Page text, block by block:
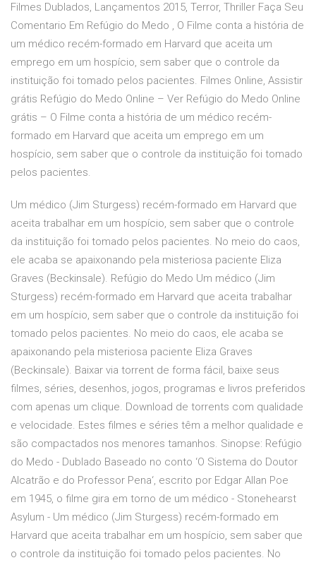
Filmes Dublados, Lançamentos 2015, Terror, Thriller Faça Seu
Comentario Em Refúgio do Medo , O Filme conta a história de
um médico recém-formado em Harvard que aceita um
emprego em um hospício, sem saber que o controle da
instituição foi tomado pelos pacientes. Filmes Online, Assistir
grátis Refúgio do Medo Online – Ver Refúgio do Medo Online
grátis – O Filme conta a história de um médico recém-
formado em Harvard que aceita um emprego em um
hospício, sem saber que o controle da instituição foi tomado
pelos pacientes.
Um médico (Jim Sturgess) recém-formado em Harvard que
aceita trabalhar em um hospício, sem saber que o controle
da instituição foi tomado pelos pacientes. No meio do caos,
ele acaba se apaixonando pela misteriosa paciente Eliza
Graves (Beckinsale). Refúgio do Medo Um médico (Jim
Sturgess) recém-formado em Harvard que aceita trabalhar
em um hospício, sem saber que o controle da instituição foi
tomado pelos pacientes. No meio do caos, ele acaba se
apaixonando pela misteriosa paciente Eliza Graves
(Beckinsale). Baixar via torrent de forma fácil, baixe seus
filmes, séries, desenhos, jogos, programas e livros preferidos
com apenas um clique. Download de torrents com qualidade
e velocidade. Estes filmes e séries têm a melhor qualidade e
são compactados nos menores tamanhos. Sinopse: Refúgio
do Medo - Dublado Baseado no conto ‘O Sistema do Doutor
Alcatrão e do Professor Pena‘, escrito por Edgar Allan Poe
em 1945, o filme gira em torno de um médico - Stonehearst
Asylum - Um médico (Jim Sturgess) recém-formado em
Harvard que aceita trabalhar em um hospício, sem saber que
o controle da instituição foi tomado pelos pacientes. No